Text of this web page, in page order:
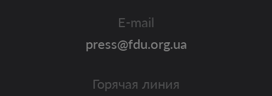
E-mail
press@fdu.org.ua
Горячая линия